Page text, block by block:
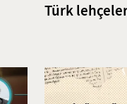
Türk